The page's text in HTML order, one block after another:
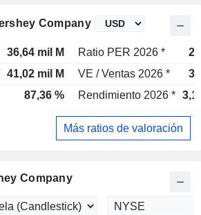
Company
36,64 mil M Ratio PER 2026 *
41,02 mil M VE / Ventas 2026 *
87,36 % Rendimiento 2026 *
Más ratios de valoración
Company